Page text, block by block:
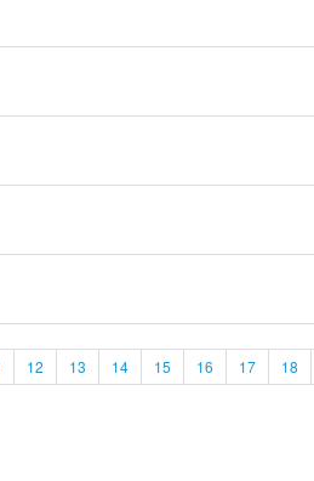
12 13 14 15 16 17 18